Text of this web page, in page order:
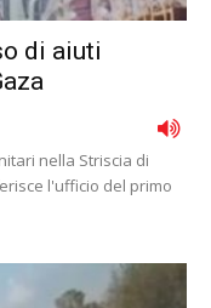
di aiuti
nella Striscia di
l'ufficio del primo